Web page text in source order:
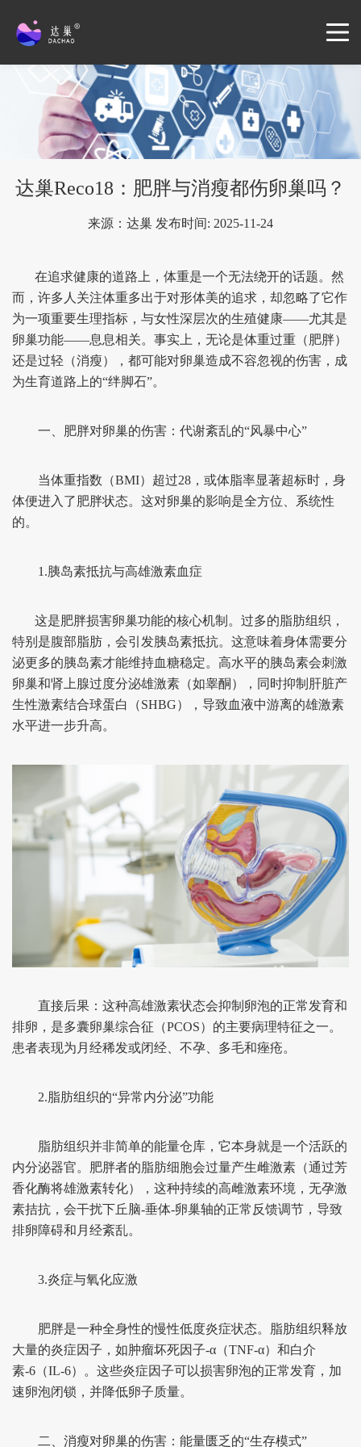
达巢Reco18：肥胖与消瘦都伤卵巢吗？
来源：达巢 发布时间: 2025-11-24
在追求健康的道路上，体重是一个无法绕开的话题。然
而，许多人关注体重多出于对形体美的追求，却忽略了它作
为一项重要生理指标，与女性深层次的生殖健康——尤其是
卵巢功能——息息相关。事实上，无论是体重过重（肥胖）
还是过轻（消瘦），都可能对卵巢造成不容忽视的伤害，成
为生育道路上的“绊脚石”。
一、肥胖对卵巢的伤害：代谢紊乱的“风暴中心”
当体重指数（BMI）超过28，或体脂率显著超标时，身
体便进入了肥胖状态。这对卵巢的影响是全方位、系统性
的。
1.胰岛素抵抗与高雄激素血症
这是肥胖损害卵巢功能的核心机制。过多的脂肪组织，
特别是腹部脂肪，会引发胰岛素抵抗。这意味着身体需要分
泌更多的胰岛素才能维持血糖稳定。高水平的胰岛素会刺激
卵巢和肾上腺过度分泌雄激素（如睾酮），同时抑制肝脏产
生性激素结合球蛋白（SHBG），导致血液中游离的雄激素
水平进一步升高。
直接后果：这种高雄激素状态会抑制卵泡的正常发育和
排卵，是多囊卵巢综合征（PCOS）的主要病理特征之一。
患者表现为月经稀发或闭经、不孕、多毛和痤疮。
2.脂肪组织的“异常内分泌”功能
脂肪组织并非简单的能量仓库，它本身就是一个活跃的
内分泌器官。肥胖者的脂肪细胞会过量产生雌激素（通过芳
香化酶将雄激素转化），这种持续的高雌激素环境，无孕激
素拮抗，会干扰下丘脑-垂体-卵巢轴的正常反馈调节，导致
排卵障碍和月经紊乱。
3.炎症与氧化应激
肥胖是一种全身性的慢性低度炎症状态。脂肪组织释放
大量的炎症因子，如肿瘤坏死因子-α（TNF-α）和白介
素-6（IL-6）。这些炎症因子可以损害卵泡的正常发育，加
速卵泡闭锁，并降低卵子质量。
二、消瘦对卵巢的伤害：能量匮乏的“生存模式”